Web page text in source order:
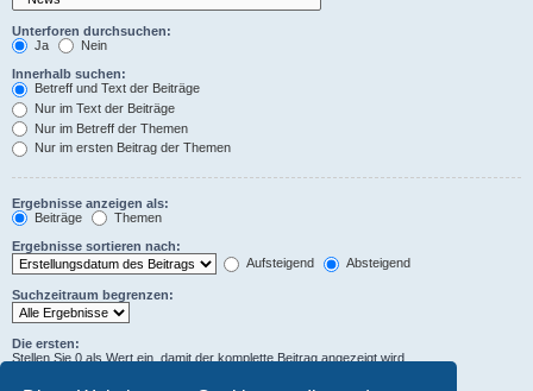
Unterforen durchsuchen:
Ja
Nein
Innerhalb suchen:
Betreff und Text der Beiträge
Nur im Text der Beiträge
Nur im Betreff der Themen
Nur im ersten Beitrag der Themen
Ergebnisse anzeigen als:
Beiträge
Themen
Ergebnisse sortieren nach:
Aufsteigend
Absteigend
Suchzeitraum begrenzen:
Die ersten:
Stellen Sie 0 als Wert ein, damit der komplette Beitrag angezeigt wird.